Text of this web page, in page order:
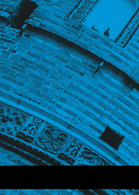
BX_Tebo-MyHome-Campione-